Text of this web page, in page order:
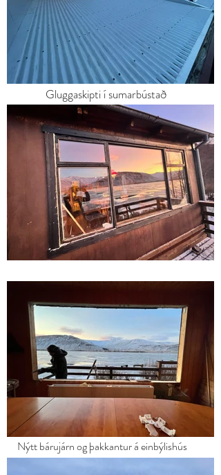
Gluggaskipti í sumarbústað
​Nýtt bárujárn og þakkantur á einbýlishús